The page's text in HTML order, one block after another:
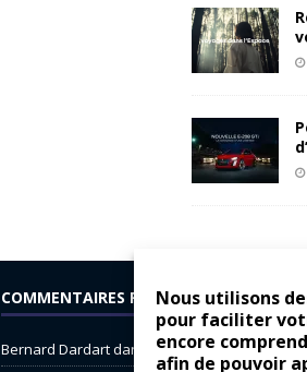
Nous utilisons
pour faciliter
encore
afin de pouvoir
COMMENTAIRES RÉCENTS
Bernard Dardartdans Dacia Sandero : pour